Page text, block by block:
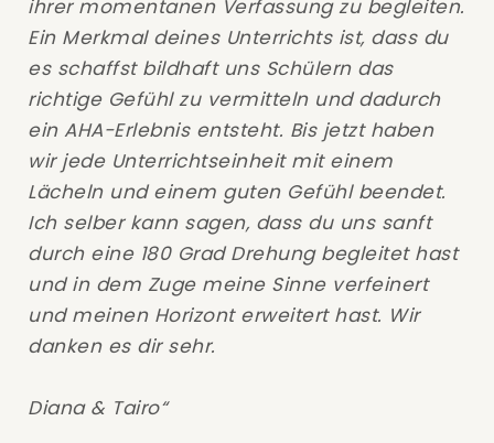
ihrer momentanen Verfassung zu begleiten.
Ein Merkmal deines Unterrichts ist, dass du
es schaffst bildhaft uns Schülern das
richtige Gefühl zu vermitteln und dadurch
ein AHA-Erlebnis entsteht. Bis jetzt haben
wir jede Unterrichtseinheit mit einem
Lächeln und einem guten Gefühl beendet.
Ich selber kann sagen, dass du uns sanft
durch eine 180 Grad Drehung begleitet hast
und in dem Zuge meine Sinne verfeinert
und meinen Horizont erweitert hast. Wir
danken es dir sehr.
Diana & Tairo“